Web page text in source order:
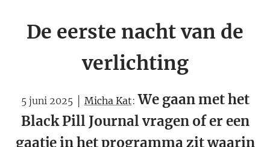
De eerste nacht van de
verlichting
5 juni 2025 │ Micha Kat: We gaan met het
Black Pill Journal vragen of er een
gaatje in het programma zit waarin